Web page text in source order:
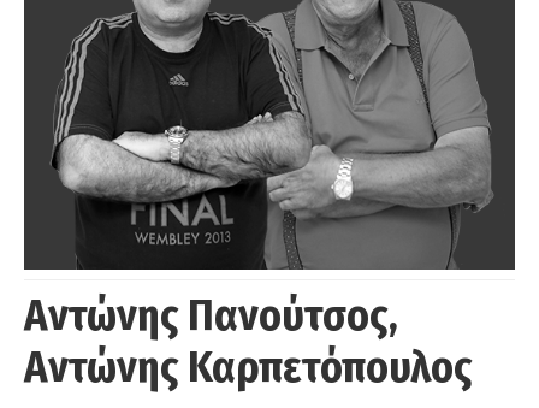
Αντώνης Πανούτσος,
Αντώνης Καρπετόπουλος